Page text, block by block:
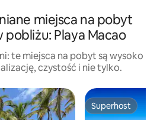
miejsca na pobyt
Playa Macao
te miejsca na pobyt są wysoko
czystość i nie tylko.
Wybór gości Superhost
Superhost